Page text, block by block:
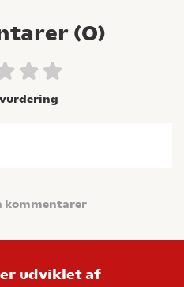
(0)
kommentarer
udviklet af